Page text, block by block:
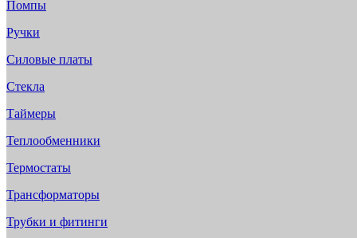
Помпы
Ручки
Силовые платы
Стекла
Таймеры
Теплообменники
Термостаты
Трансформаторы
Трубки и фитинги